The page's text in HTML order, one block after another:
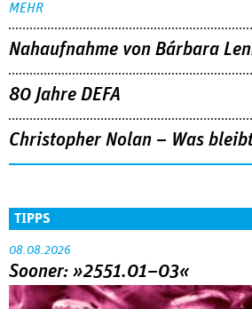
MEHR
Nahaufnahme von Bárbara
80 Jahre DEFA
Christopher Nolan – Was
TIPPS
08.08.2026
Sooner: »2551.01–03«